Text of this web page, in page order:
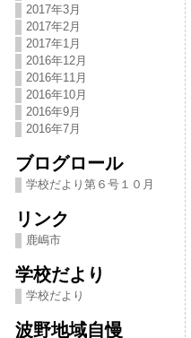
2017年3月
2017年2月
2017年1月
2016年12月
2016年11月
2016年10月
2016年9月
2016年7月
ブログロール
学校だより第６号１０月
リンク
鹿嶋市
学校だより
学校だより
波野地域自慢